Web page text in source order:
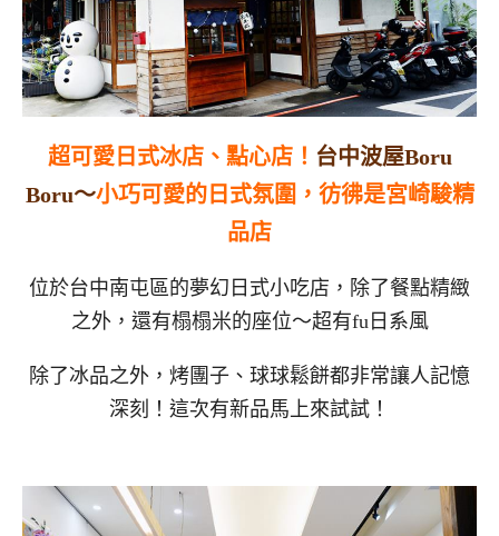
超可愛日式冰店、點心店！ 台中波屋Boru
Boru～小巧可愛的日式氛圍，彷彿是宮崎駿精
品店
位於台中南屯區的夢幻日式小吃店，除了餐點精緻
之外，還有榻榻米的座位～超有fu日系風
除了冰品之外，烤團子、球球鬆餅都非常讓人記憶
深刻！這次有新品馬上來試試！